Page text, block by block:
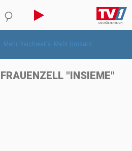
"INSIEME"